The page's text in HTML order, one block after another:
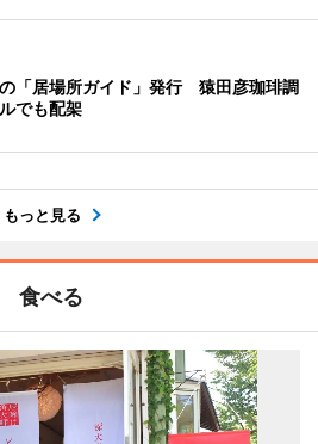
「居場所ガイド」発行 猿田彦珈琲調
でも配架
もっと見る
食べる